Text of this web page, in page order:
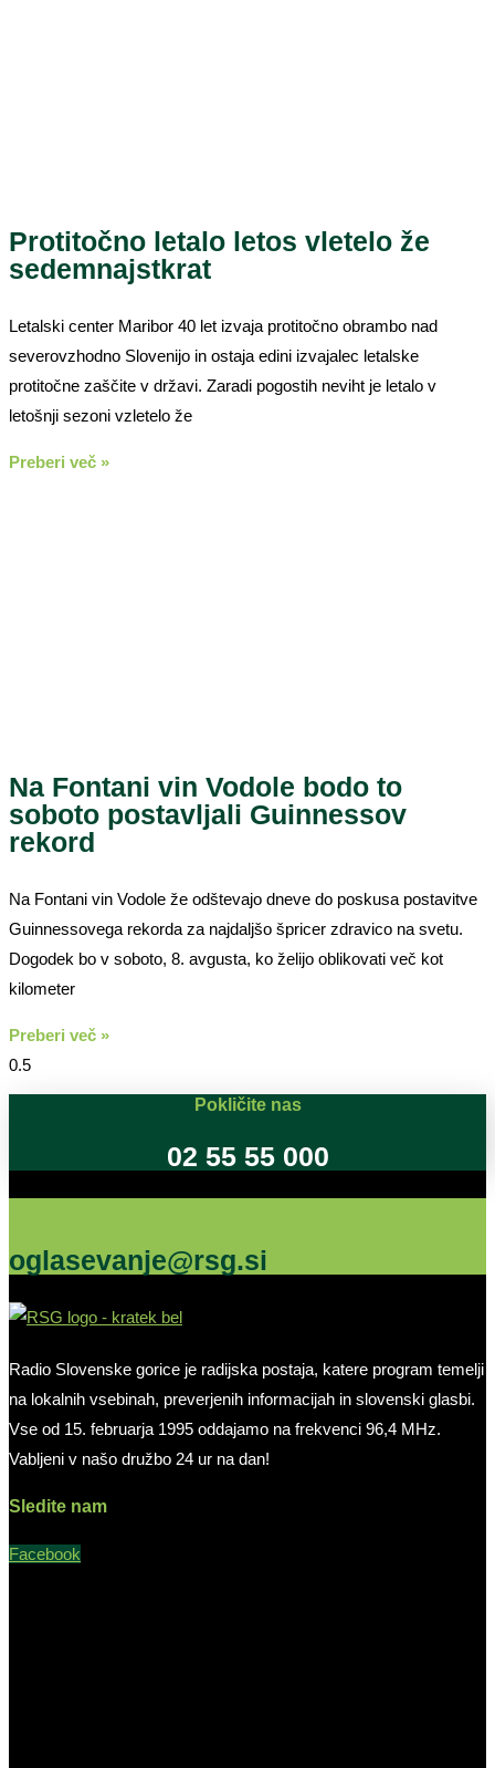
Protitočno letalo letos vletelo že
sedemnajstkrat
Letalski center Maribor 40 let izvaja protitočno obrambo nad
severovzhodno Slovenijo in ostaja edini izvajalec letalske
protitočne zaščite v državi. Zaradi pogostih neviht je letalo v
letošnji sezoni vzletelo že
Preberi več »
Na Fontani vin Vodole bodo to
soboto postavljali Guinnessov
rekord
Na Fontani vin Vodole že odštevajo dneve do poskusa postavitve
Guinnessovega rekorda za najdaljšo špricer zdravico na svetu.
Dogodek bo v soboto, 8. avgusta, ko želijo oblikovati več kot
kilometer
Preberi več »
Pokličite nas
02 55 55 000
oglasevanje@rsg.si
Radio Slovenske gorice je radijska postaja, katere program temelji
na lokalnih vsebinah, preverjenih informacijah in slovenski glasbi.
Vse od 15. februarja 1995 oddajamo na frekvenci 96,4 MHz.
Vabljeni v našo družbo 24 ur na dan!
Sledite nam
Facebook